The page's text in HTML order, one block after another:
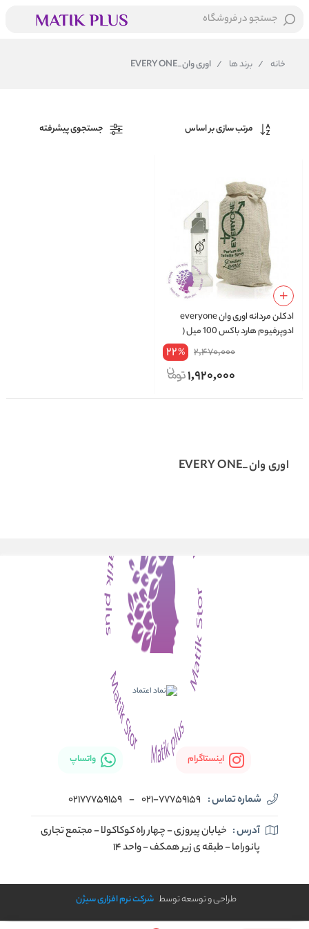
جستجو در فروشگاه
خانه / برند ها / اوری وان_EVERY ONE
مرتب سازی بر اساس جستجوی پیشرفته
ادکلن مردانه اوری وان everyone
ادوپرفیوم هارد باکس 100 میل (
2,470,000
22%
1,920,000
اوری وان_EVERY ONE
اینستاگرام واتساپ
شماره تماس : 021-77759159
-
02177759159
آدرس : خیابان پیروزی - چهار راه کوکاکولا - مجتمع تجاری
پانوراما - طبقه ی زیر همکف - واحد 14
طراحی و توسعه توسط شرکت نرم افزاری سیژن